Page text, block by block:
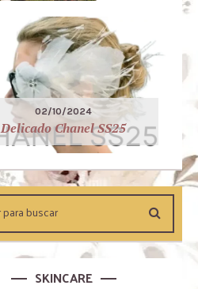
02/10/2024
Delicado Chanel SS25
SKINCARE